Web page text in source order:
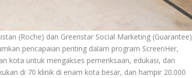
(Roche) dan Greenstar Social Marketing (Guarantee)
pencapaian penting dalam program ScreenHer,
kota untuk mengakses pemeriksaan, edukasi, dan
di 70 klinik di enam kota besar, dan hampir 20.000